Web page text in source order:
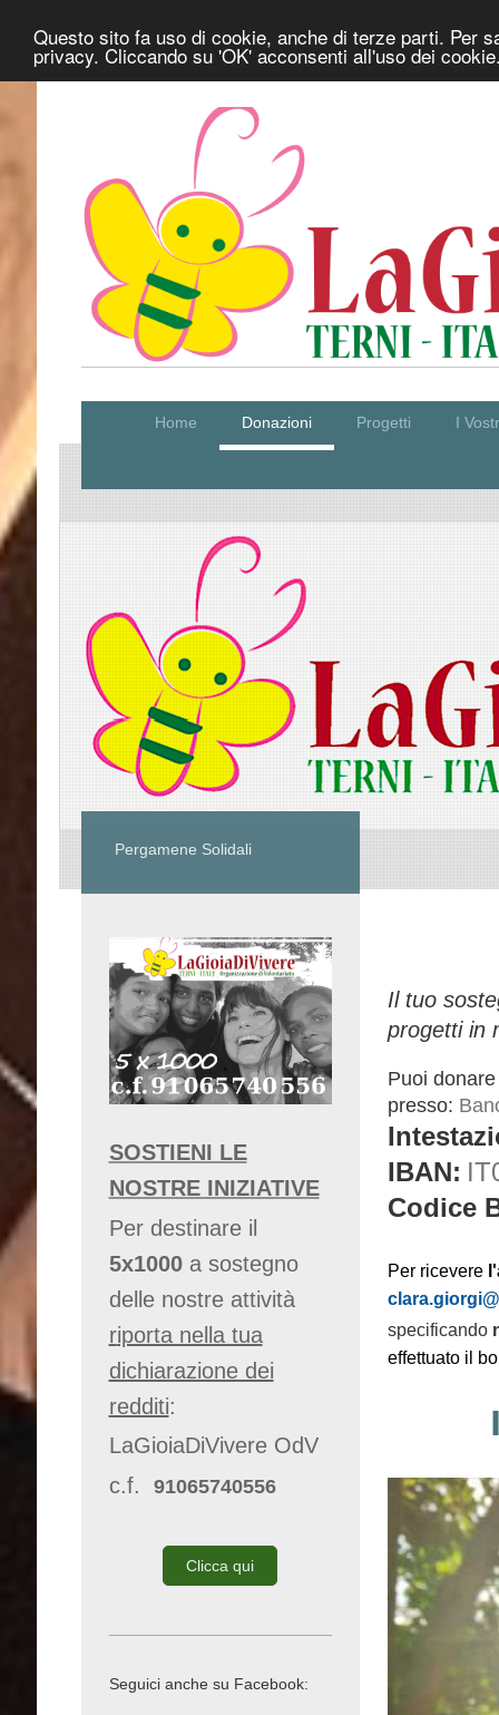
Questo sito fa uso di cookie, anche di terze parti. Per
privacy. Cliccando su 'OK' acconsenti all'uso dei
Home Donazioni Progetti I
Il tuo
progetti in
Puoi
presso:
IBAN:
Codice
Per ricevere
specificando
effettuato il
Pergamene Solidali
SOSTIENI LE
NOSTRE INIZIATIVE
Per destinare il
5x1000a sostegno
delle nostre attività
riporta nella tua
dichiarazione dei
redditi:
LaGioiaDiVivere OdV
c.f.
91065740556
Clicca qui
Seguici anche su Facebook: